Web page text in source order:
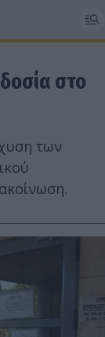
στο
των